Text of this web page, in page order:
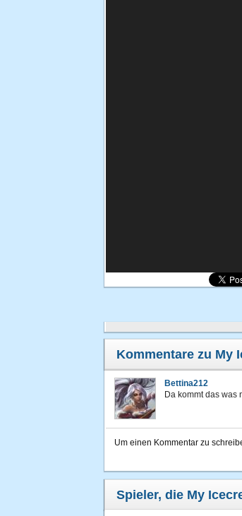
Kommentare zu My
Bettina212
Da kommt das was
Um einen Kommentar zu
Spieler, die My